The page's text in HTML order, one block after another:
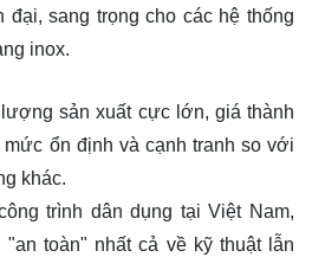
đại, sang trọng cho các hệ thống
inox.
sản xuất cực lớn, giá thành
mức ổn định và cạnh tranh so với
khác.
trình dân dụng tại Việt Nam,
toàn" nhất cả về kỹ thuật lẫn